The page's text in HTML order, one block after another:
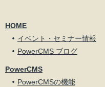
HOME
イベント・セミナー情報
PowerCMS ブログ
PowerCMS
PowerCMSの機能